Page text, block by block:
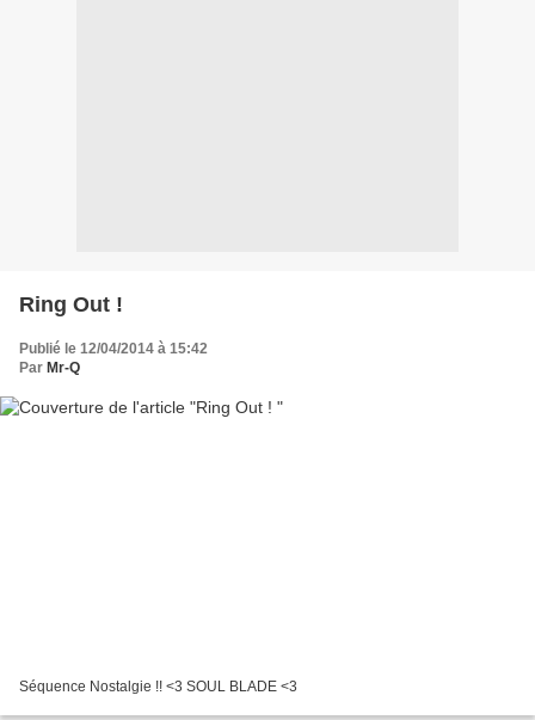
Ring Out !
Publié le 12/04/2014 à 15:42
Par Mr-Q
Séquence Nostalgie !! <3 SOUL BLADE <3